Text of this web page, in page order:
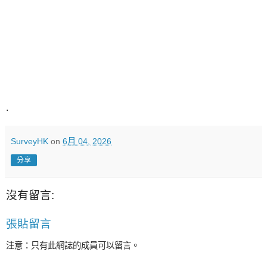
.
SurveyHK on 6月 04, 2026
分享
沒有留言:
張貼留言
注意：只有此網誌的成員可以留言。